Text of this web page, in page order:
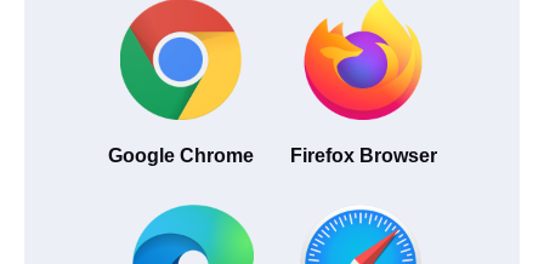
Google Chrome Firefox Browser